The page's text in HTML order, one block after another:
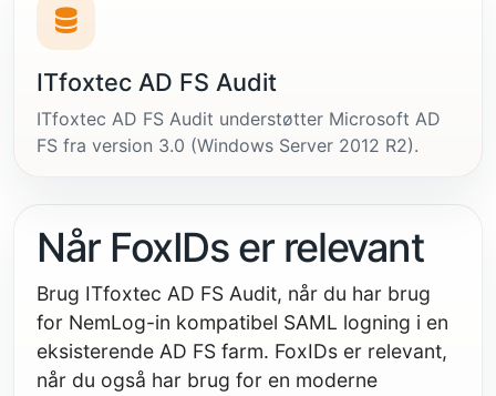
ITfoxtec AD FS Audit
ITfoxtec AD FS Audit understøtter Microsoft AD
FS fra version 3.0 (Windows Server 2012 R2).
Når FoxIDs er relevant
Brug ITfoxtec AD FS Audit, når du har brug
for NemLog-in kompatibel SAML logning i en
eksisterende AD FS farm. FoxIDs er relevant,
når du også har brug for en moderne